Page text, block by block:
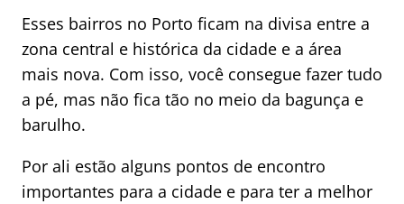
Esses bairros no Porto ficam na divisa entre a
zona central e histórica da cidade e a área
mais nova. Com isso, você consegue fazer tudo
a pé, mas não fica tão no meio da bagunça e
barulho.
Por ali estão alguns pontos de encontro
importantes para a cidade e para ter a melhor